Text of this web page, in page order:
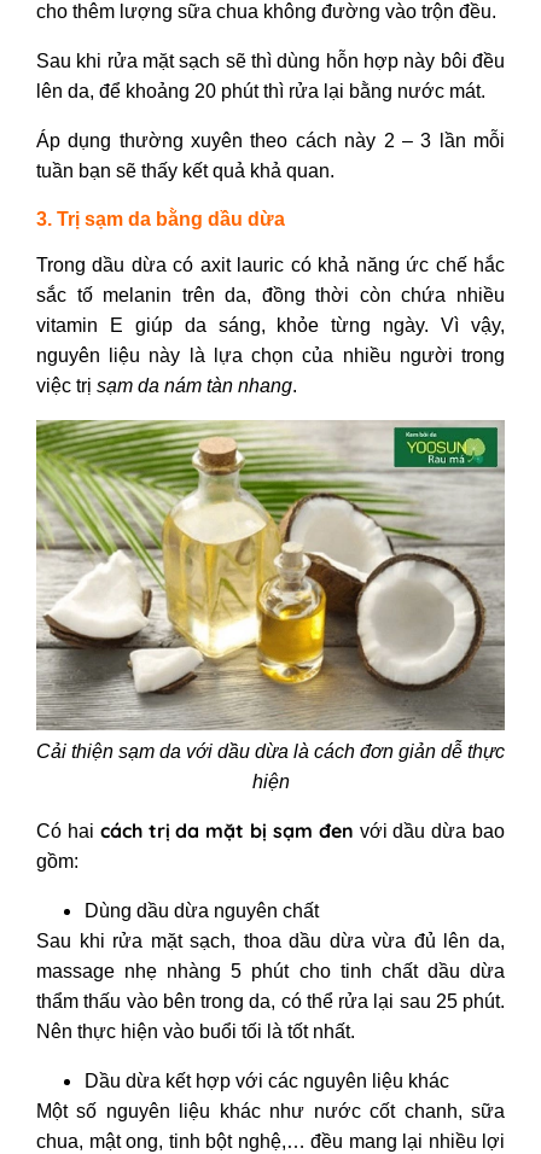
cho thêm lượng sữa chua không đường vào trộn đều.
Sau khi rửa mặt sạch sẽ thì dùng hỗn hợp này bôi đều
lên da, để khoảng 20 phút thì rửa lại bằng nước mát.
Áp dụng thường xuyên theo cách này 2 – 3 lần mỗi
tuần bạn sẽ thấy kết quả khả quan.
3. Trị sạm da bằng dầu dừa
Trong dầu dừa có axit lauric có khả năng ức chế hắc
sắc tố melanin trên da, đồng thời còn chứa nhiều
vitamin E giúp da sáng, khỏe từng ngày. Vì vậy,
nguyên liệu này là lựa chọn của nhiều người trong
việc trị sạm da nám tàn nhang.
Cải thiện sạm da với dầu dừa là cách đơn giản dễ thực
hiện
Có hai cách trị da mặt bị sạm đen với dầu dừa bao
gồm:
Dùng dầu dừa nguyên chất
Sau khi rửa mặt sạch, thoa dầu dừa vừa đủ lên da,
massage nhẹ nhàng 5 phút cho tinh chất dầu dừa
thẩm thấu vào bên trong da, có thể rửa lại sau 25 phút.
Nên thực hiện vào buổi tối là tốt nhất.
Dầu dừa kết hợp với các nguyên liệu khác
Một số nguyên liệu khác như nước cốt chanh, sữa
chua, mật ong, tinh bột nghệ,… đều mang lại nhiều lợi